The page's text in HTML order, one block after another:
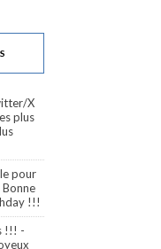
X
plus
pour
Bonne
!!!
!!! -